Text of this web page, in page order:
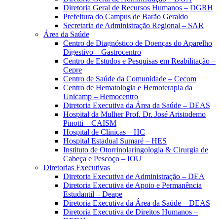
Diretoria Geral de Recursos Humanos – DGRH
Prefeitura do Campus de Barão Geraldo
Secretaria de Administração Regional – SAR
Área da Saúde
Centro de Diagnóstico de Doenças do Aparelho
Digestivo – Gastrocentro
Centro de Estudos e Pesquisas em Reabilitação –
Cepre
Centro de Saúde da Comunidade – Cecom
Centro de Hematologia e Hemoterapia da
Unicamp – Hemocentro
Diretoria Executiva da Área da Saúde – DEAS
Hospital da Mulher Prof. Dr. José Aristodemo
Pinotti – CAISM
Hospital de Clínicas – HC
Hospital Estadual Sumaré – HES
Instituto de Otorrinolaringologia & Cirurgia de
Cabeça e Pescoço – IOU
Diretorias Executivas
Diretoria Executiva de Administração – DEA
Diretoria Executiva de Apoio e Permanência
Estudantil – Deape
Diretoria Executiva da Área da Saúde – DEAS
Diretoria Executiva de Direitos Humanos –